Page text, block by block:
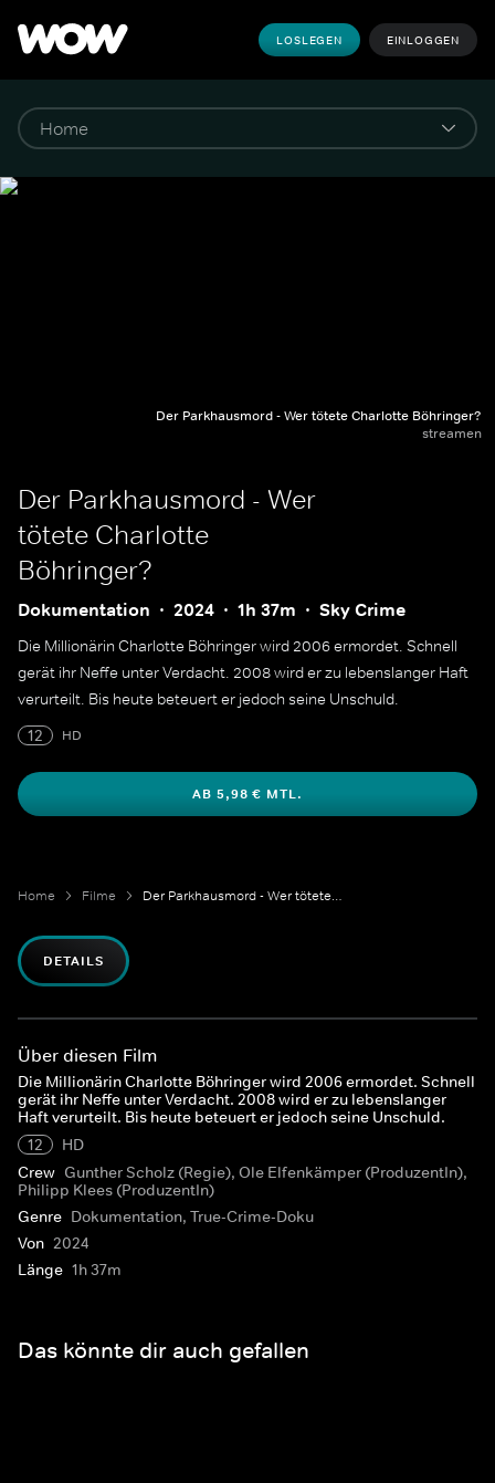
LOSLEGEN EINLOGGEN
Der Parkhausmord - Wer tötete Charlotte Böhringer?
streamen
Der Parkhausmord - Wer
tötete Charlotte
Böhringer?
Dokumentation 2024 1h 37m Sky Crime
Die Millionärin Charlotte Böhringer wird 2006 ermordet. Schnell
gerät ihr Neffe unter Verdacht. 2008 wird er zu lebenslanger Haft
verurteilt. Bis heute beteuert er jedoch seine Unschuld.
12
HD
AB 5,98 € MTL.
Home Filme Der Parkhausmord - Wer tötete Charlotte Böhringer?
DETAILS
Über diesen Film
Die Millionärin Charlotte Böhringer wird 2006 ermordet. Schnell
gerät ihr Neffe unter Verdacht. 2008 wird er zu lebenslanger
Haft verurteilt. Bis heute beteuert er jedoch seine Unschuld.
12
HD
Crew Gunther Scholz (Regie), Ole Elfenkämper (ProduzentIn),
Philipp Klees (ProduzentIn)
Genre Dokumentation, True-Crime-Doku
Von 2024
Länge 1h 37m
Das könnte dir auch gefallen